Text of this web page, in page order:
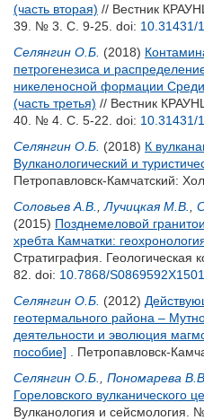
(часть вторая) // Вестник
39. № 3. С. 9-25. doi: 10.31431/
Селянгин О.Б. (2018)
петрогенезиса и
никеленосной формации
(часть третья) // Вестник
40. № 4. С. 5-22. doi: 10.31431/
Селянгин О.Б. (2018) К
Вулканологический и
Петропавловск-Камчатский:
Соловьев А.В.
Лучицкая М.В.
(2015) Позднемеловой
хребта Камчатки:
Стратиграфия.
82. doi: 10.7868/
Селянгин О.Б. (2012)
геотермального района –
деятельности и эволюция
пособие] . Петропавловск-
Селянгин О.Б.
Пономарева В.В.
Гореловского вулканического
Вулканология и сейсмология.